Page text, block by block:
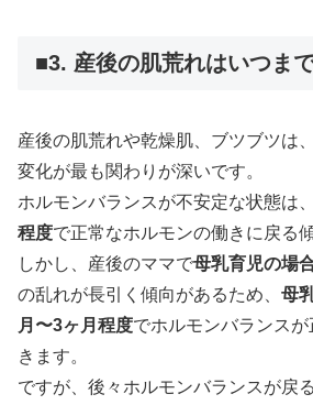
■3. 産後の肌荒れはいつま
産後の肌荒れや乾燥肌、ブツブツは
変化が最も関わりが深いです。
ホルモンバランスが不安定な状態は、
程度で正常なホルモンの働きに戻る
しかし、産後のママで母乳育児の場
の乱れが長引く傾向があるため、 母
月〜3ヶ月程度でホルモンバランス
きます。
ですが、後々ホルモンバランスが戻